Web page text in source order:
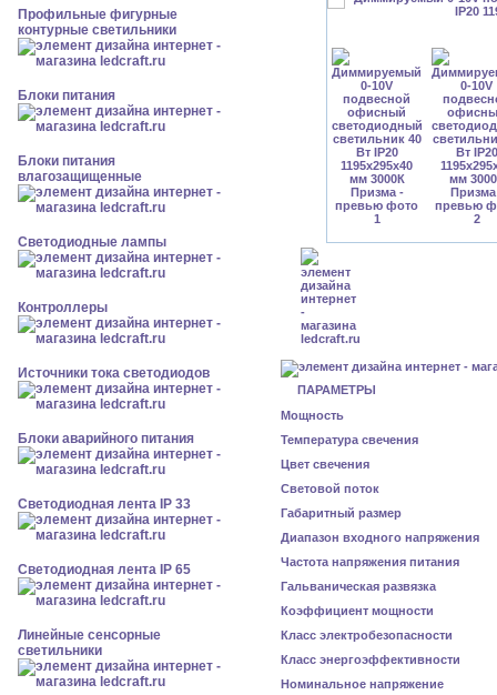
Профильные фигурные
контурные светильники
Блоки питания
Блоки питания
влагозащищенные
Светодиодные лампы
Контроллеры
Источники тока светодиодов
Блоки аварийного питания
Светодиодная лента IP 33
Светодиодная лента IP 65
Линейные сенсорные
светильники
ПАРАМЕТРЫ
Мощность
Температура свечения
Цвет свечения
Световой поток
Габаритный размер
Диапазон входного напряжения
Частота напряжения питания
Гальваническая развязка
Коэффициент мощности
Класс электробезопасности
Класс энергоэффективности
Номинальное напряжение